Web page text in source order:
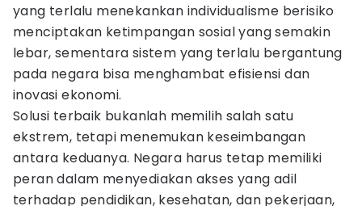
yang terlalu menekankan individualisme berisiko
menciptakan ketimpangan sosial yang semakin
lebar, sementara sistem yang terlalu bergantung
pada negara bisa menghambat efisiensi dan
inovasi ekonomi.
Solusi terbaik bukanlah memilih salah satu
ekstrem, tetapi menemukan keseimbangan
antara keduanya. Negara harus tetap memiliki
peran dalam menyediakan akses yang adil
terhadap pendidikan, kesehatan, dan pekerjaan,